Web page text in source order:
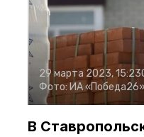
29 марта 2023, 15:23
Фото: ИА
В